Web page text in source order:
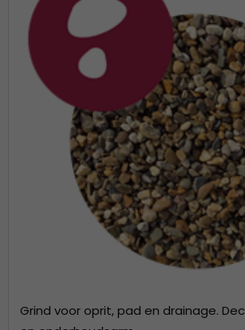
Grind voor oprit, pad en drainage.